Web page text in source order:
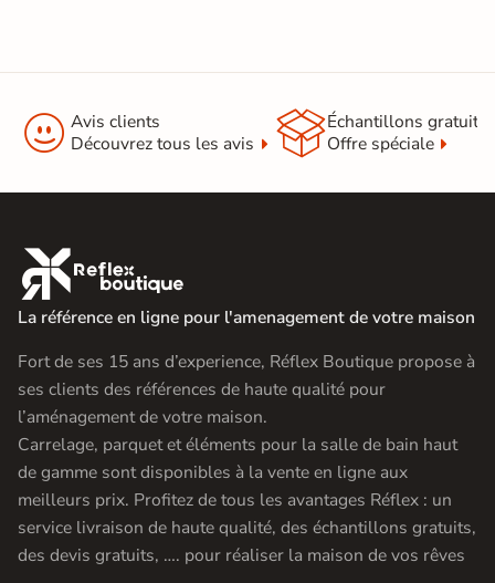
 Avis clients
Découvrez tous les avis
Échantillons gratuit
Offre spéciale

La référence en ligne pour l'amenagement de votre maison
Fort de ses 15 ans d’experience, Réflex Boutique propose à
ses clients des références de haute qualité pour
l’aménagement de votre maison.
Carrelage, parquet et éléments pour la salle de bain haut
de gamme sont disponibles à la vente en ligne aux
meilleurs prix. Profitez de tous les avantages Réflex : un
service livraison de haute qualité, des échantillons gratuits,
des devis gratuits, …. pour réaliser la maison de vos rêves